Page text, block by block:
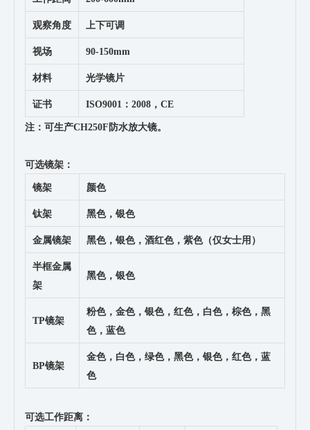
观察角度 上下可调
视场 90-150mm
材料 光学镜片
证书 ISO9001：2008，CE
注：可生产CH250F防水放大镜。
可选镜架：
镜架 颜色
钛架 黑色，银色
金属镜架 黑色，银色，酒红色，紫色（仅女士用）
半框金属
架
黑色，银色
TP镜架
粉色，金色，银色，红色，白色，棕色，黑
色，蓝色
BP镜架
金色，白色，绿色，黑色，银色，红色，蓝
色
可选工作距离：